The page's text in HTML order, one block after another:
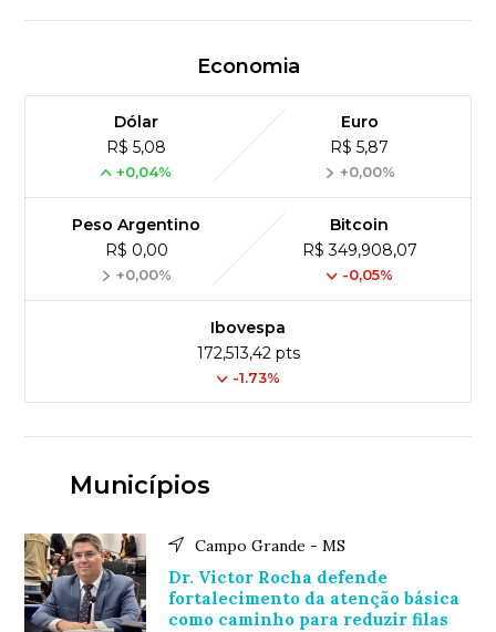
Economia
Dólar
R$ 5,08
+0,04%
Euro
R$ 5,87
+0,00%
Peso Argentino
R$ 0,00
+0,00%
Bitcoin
R$ 349,908,07
-0,05%
Ibovespa
172,513,42 pts
-1.73%
Municípios
Campo Grande - MS
Dr. Victor Rocha defende
fortalecimento da atenção básica
como caminho para reduzir filas